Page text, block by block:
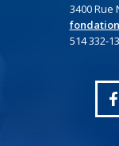
3400 Rue
514 332-